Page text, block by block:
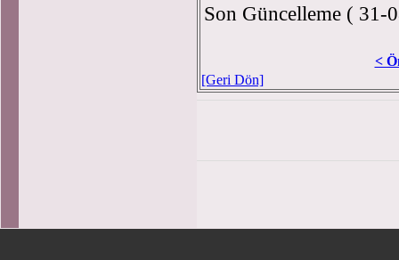
Son Güncelleme ( 31-
<
[Geri Dön]